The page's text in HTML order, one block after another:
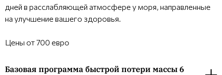
дней в расслабляющей атмосфере у моря, направленные
на улучшение вашего здоровья.
Цены от 700 евро
Базовая программа быстрой потери массы 6